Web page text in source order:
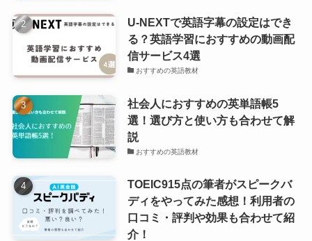
U-NEXTで英語字幕の設定はでき
る？英語学習におすすめの動画配
信サービス4選
おすすめの英語教材
社会人におすすめの英単語帳5
選！選び方と使い方も合わせて解
説
おすすめの英語教材
TOEIC915点の筆者がスピークバ
ディをやってみた感想！利用者の
口コミ・評判や効果も合わせて紹
介！